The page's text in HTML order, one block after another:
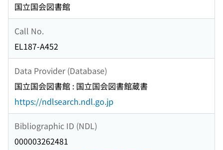
国立国会図書館
Call No.
EL187-A452
Data Provider (Database)
国立国会図書館 : 国立国会図書館蔵書
https://ndlsearch.ndl.go.jp
Bibliographic ID (NDL)
000003262481